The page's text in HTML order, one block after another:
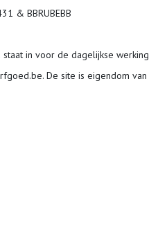
& BBRUBEBB
staat in voor de dagelijkse werking
De site is eigendom van